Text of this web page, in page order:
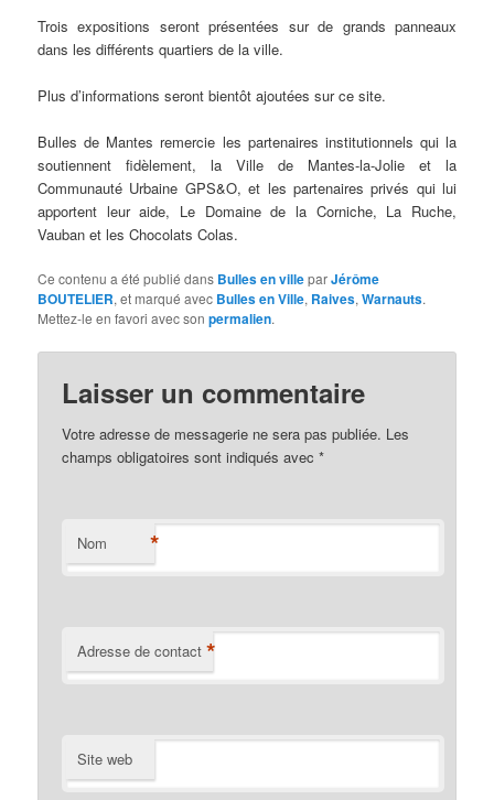
Trois expositions seront présentées sur de grands panneaux
dans les différents quartiers de la ville.
Plus d’informations seront bientôt ajoutées sur ce site.
Bulles de Mantes remercie les partenaires institutionnels qui la
soutiennent fidèlement, la Ville de Mantes-la-Jolie et la
Communauté Urbaine GPS&O, et les partenaires privés qui lui
apportent leur aide, Le Domaine de la Corniche, La Ruche,
Vauban et les Chocolats Colas.
Ce contenu a été publié dans Bulles en villeparJérôme
BOUTELIER, et marqué avec Bulles en Ville, Raives,Warnauts.
Mettez-le en favori avec sonpermalien.
Laisser un commentaire
Votre adresse de messagerie ne sera pas publiée. Les
champs obligatoires sont indiqués avec*
Nom *
Adresse de contact *
Site web